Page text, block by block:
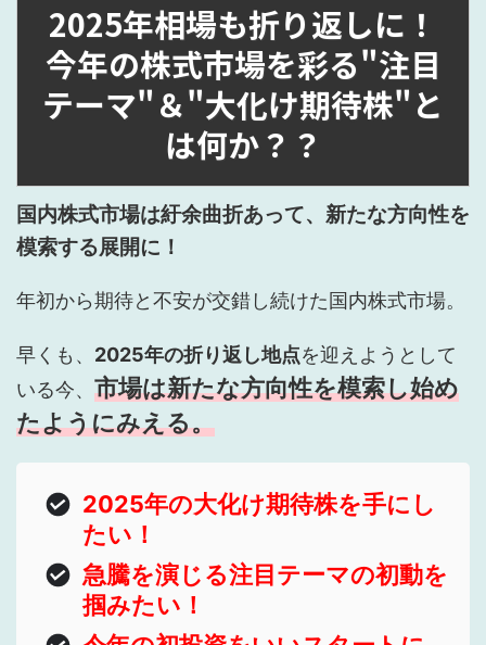
2025年相場も折り返しに！
今年の株式市場を彩る"注目
テーマ"＆"大化け期待株"と
は何か？？
国内株式市場は紆余曲折あって、新たな方向性を
模索する展開に！
年初から期待と不安が交錯し続けた国内株式市場。
早くも、 2025年の折り返し地点を迎えようとして
いる今、 市場は新たな方向性を模索し始め
たようにみえる。
2025年の大化け期待株を手にし
たい！
急騰を演じる注目テーマの初動を
掴みたい！